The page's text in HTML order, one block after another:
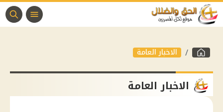
الاخبار العامة
الاخبار العامة